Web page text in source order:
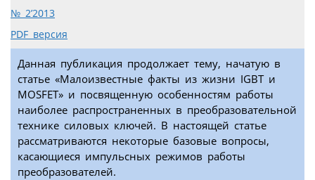
№ 2’2013
PDF версия
Данная публикация продолжает тему, начатую в
статье «Малоизвестные факты из жизни IGBT и
MOSFET» и посвященную особенностям работы
наиболее распространенных в преобразовательной
технике силовых ключей. В настоящей статье
рассматриваются некоторые базовые вопросы,
касающиеся импульсных режимов работы
преобразователей.